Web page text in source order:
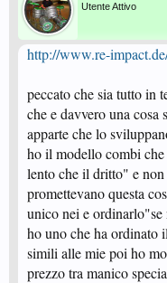
Utente Attivo
http://www.re-
peccato che sia tutto in
che e davvero una
apparte che lo
ho il modello combi
lento che il dritto" e
promettevano questa
unico nei e
ho uno che ha ordinato
simili alle mie poi ho
prezzo tra manico